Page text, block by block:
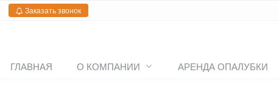
Заказать звонок
ГЛАВНАЯ О КОМПАНИИ АРЕНДА ОПАЛУБКИ